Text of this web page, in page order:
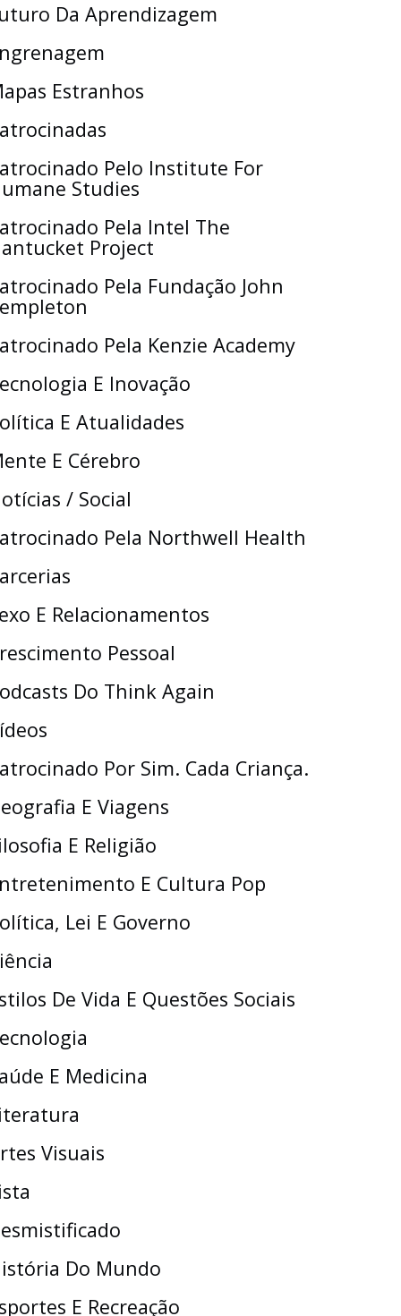
Da Aprendizagem
Estranhos
Pelo Institute For
Studies
Pela Intel The
Project
Pela Fundação John
Pela Kenzie Academy
E Inovação
E Atualidades
E Cérebro
/ Social
Pela Northwell Health
E Relacionamentos
Pessoal
Do Think Again
Por Sim. Cada Criança.
E Viagens
E Religião
E Cultura Pop
Lei E Governo
De Vida E Questões Sociais
E Medicina
Visuais
Do Mundo
E Recreação